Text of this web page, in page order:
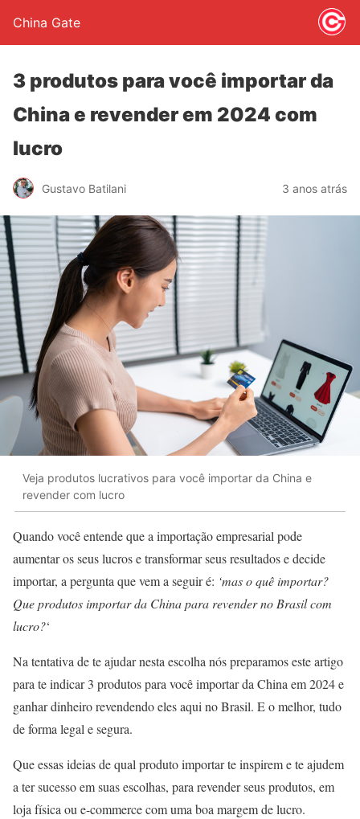
China Gate
3 produtos para você importar da
China e revender em 2024 com
lucro
Gustavo Batilani 3 anos atrás
Veja produtos lucrativos para você importar da China e
revender com lucro
Quando você entende que a importação empresarial pode
aumentar os seus lucros e transformar seus resultados e decide
importar, a pergunta que vem a seguir é: ‘mas o quê importar?
Que produtos importar da China para revender no Brasil com
lucro?‘
Na tentativa de te ajudar nesta escolha nós preparamos este artigo
para te indicar 3 produtos para você importar da China em 2024 e
ganhar dinheiro revendendo eles aqui no Brasil. E o melhor, tudo
de forma legal e segura.
Que essas ideias de qual produto importar te inspirem e te ajudem
a ter sucesso em suas escolhas, para revender seus produtos, em
loja física ou e-commerce com uma boa margem de lucro.